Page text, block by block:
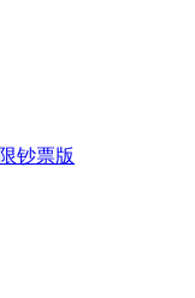
钞票版